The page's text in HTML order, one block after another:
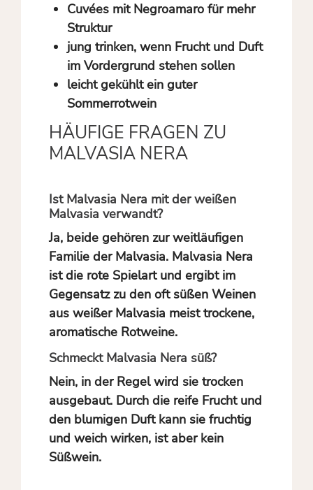
Cuvées mit Negroamaro für mehr
Struktur
jung trinken, wenn Frucht und Duft
im Vordergrund stehen sollen
leicht gekühlt ein guter
Sommerrotwein
HÄUFIGE FRAGEN ZU
MALVASIA NERA
Ist Malvasia Nera mit der weißen
Malvasia verwandt?
Ja, beide gehören zur weitläufigen
Familie der Malvasia. Malvasia Nera
ist die rote Spielart und ergibt im
Gegensatz zu den oft süßen Weinen
aus weißer Malvasia meist trockene,
aromatische Rotweine.
Schmeckt Malvasia Nera süß?
Nein, in der Regel wird sie trocken
ausgebaut. Durch die reife Frucht und
den blumigen Duft kann sie fruchtig
und weich wirken, ist aber kein
Süßwein.